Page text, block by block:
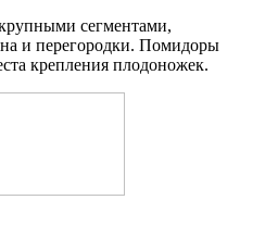
сегментами,
и перегородки. Помидоры
крепления плодоножек.